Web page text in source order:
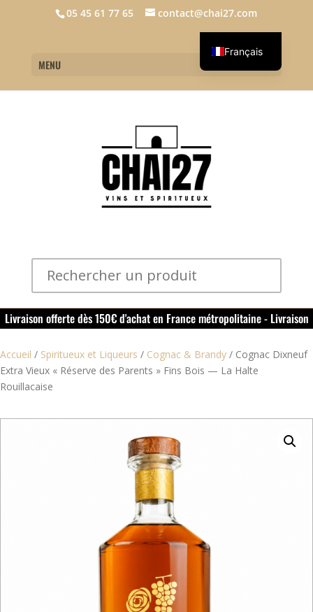
05 45 61 77 65 contact@chai27.com
MENU
Livraison offerte dès 150€ d'achat en France métropolitaine - Livraison
offerte dans le rouillacais (16) dès 50€ d'achat
Accueil / Spiritueux et Liqueurs / Cognac & Brandy / Cognac Dixneuf
Extra Vieux « Réserve des Parents » Fins Bois — La Halte
Rouillacaise
Français
English